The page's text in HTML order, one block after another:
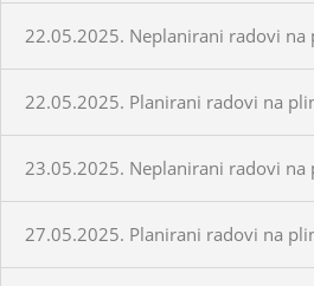
22.05.2025. Neplanirani radovi na
22.05.2025. Planirani radovi na
23.05.2025. Neplanirani radovi na
27.05.2025. Planirani radovi na